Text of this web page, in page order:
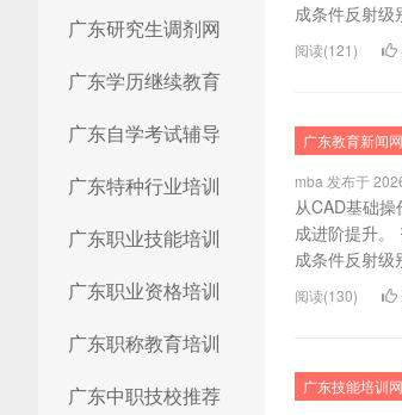
广东研究生调剂网
广东学历继续教育
广东自学考试辅导
广东特种行业培训
广东职业技能培训
广东职业资格培训
广东职称教育培训
广东中职技校推荐
成条件反射级
阅读(121)
广东教育新闻网
mba 发布于
从CAD基础
成进阶提升
成条件反射级
阅读(130)
广东技能培训网